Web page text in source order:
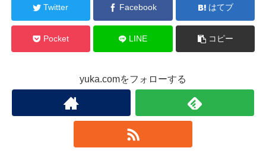
Twitter Facebook はてブ
Pocket LINE コピー
yuka.comをフォローする